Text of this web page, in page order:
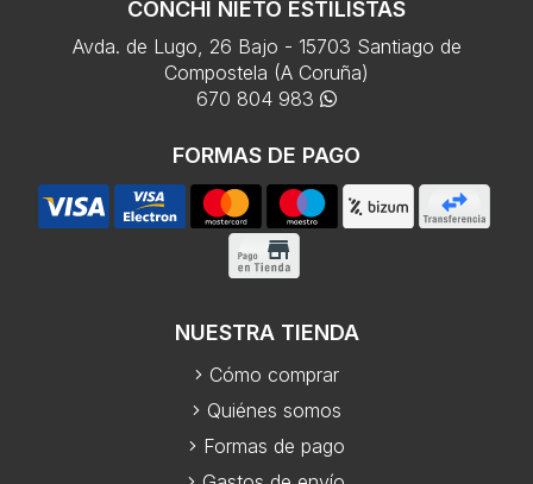
CONCHI NIETO ESTILISTAS
Avda. de Lugo, 26 Bajo - 15703 Santiago de
Compostela (A Coruña)
670 804 983
FORMAS DE PAGO
NUESTRA TIENDA
Cómo comprar
Quiénes somos
Formas de pago